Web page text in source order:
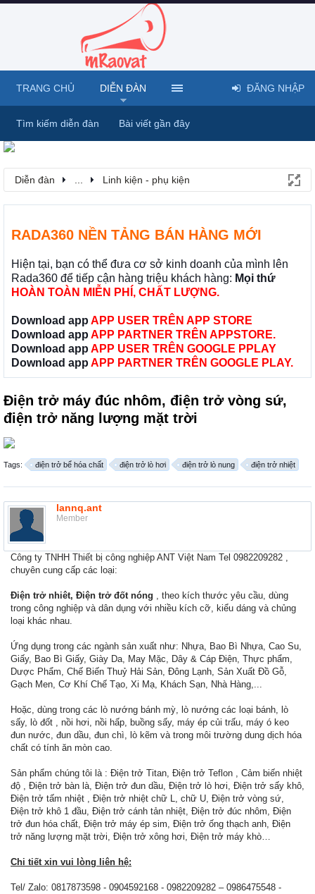
Diễn đàn Linh kiện - phụ kiện
RADA360 NỀN TẢNG BÁN HÀNG MỚI
Hiện tại, bạn có thể đưa cơ sở kinh doanh của mình lên
Rada360 để tiếp cận hàng triệu khách hàng: Mọi thứ
HOÀN TOÀN MIỄN PHÍ, CHẤT LƯỢNG.
Download app APP USER TRÊN APP STORE
Download app APP PARTNER TRÊN APPSTORE.
Download app APP USER TRÊN GOOGLE PPLAY
Download app APP PARTNER TRÊN GOOGLE PLAY.
Điện trở máy đúc nhôm, điện trở vòng sứ,
điện trở năng lượng mặt trời
Tags: điện trở bể hóa chất điện trở lò hơi điện trở lò nung điện trở nhiệt
lannq.ant
Member
Công ty TNHH Thiết bị công nghiệp ANT Việt Nam Tel 0982209282 ,
chuyên cung cấp các loại:
Điện trở nhiêt, Điện trở đốt nóng , theo kích thước yêu cầu, dùng
trong công nghiệp và dân dụng với nhiều kích cỡ, kiểu dáng và chủng
loại khác nhau.
Ứng dụng trong các ngành sản xuất như: Nhựa, Bao Bì Nhựa, Cao Su,
Giấy, Bao Bì Giấy, Giày Da, May Mặc, Dây & Cáp Điện, Thực phẩm,
Dược Phẩm, Chế Biến Thuỷ Hải Sản, Đông Lạnh, Sản Xuất Đồ Gỗ,
Gạch Men, Cơ Khí Chế Tạo, Xi Mạ, Khách Sạn, Nhà Hàng,...
Hoặc, dùng trong các lò nướng bánh mỳ, lò nướng các loại bánh, lò
sấy, lò đốt , nồi hơi, nồi hấp, buồng sấy, máy ép củi trấu, máy ó keo
đun nước, đun dầu, đun chì, lò kẽm và trong môi trường dung dịch hóa
chất có tính ăn mòn cao.
Sản phẩm chúng tôi là : Điện trở Titan, Điện trở Teflon , Cảm biến nhiệt
độ , Điện trở bàn là, Điện trở đun dầu, Điện trở lò hơi, Điện trở sấy khô,
Điện trở tấm nhiệt , Điện trở nhiệt chữ L, chữ U, Điện trở vòng sứ,
Điện trở khô 1 đầu, Điện trở cánh tản nhiệt, Điện trở đúc nhôm, Điện
trở đun hóa chất, Điện trở máy ép sim, Điện trở ống thạch anh, Điện
trở năng lượng mặt trời, Điện trở xông hơi, Điện trở máy khò…
Chi tiết xin vui lòng liên hệ:
Tel/ Zalo: 0817873598 - 0904592168 - 0982209282 – 0986475548 -
TRANG CHỦ DIỄN ĐÀN
Tìm kiếm diễn đàn Bài viết gần đây
ĐĂNG NHẬP